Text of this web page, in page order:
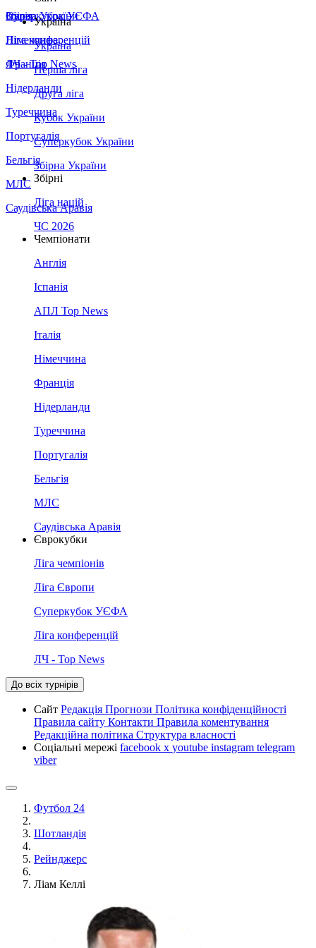
Збірна України
Італія
Німеччина
Франція
Нідерланди
Туреччина
Португалія
Бельгія
МЛС
Саудівська Аравія
Суперкубок УЄФА
Ліга конференцій
ЛЧ - Top News
Україна
Україна
Перша ліга
Друга ліга
Кубок України
Суперкубок України
Збірна України
Збірні
Ліга націй
ЧС 2026
Чемпіонати
Англія
Іспанія
АПЛ Top News
Італія
Німеччина
Франція
Нідерланди
Туреччина
Португалія
Бельгія
МЛС
Саудівська Аравія
Єврокубки
Ліга чемпіонів
Ліга Європи
Суперкубок УЄФА
Ліга конференцій
ЛЧ - Top News
До всіх турнірів
Сайт Редакція Прогнози Політика конфіденційності
Правила сайту Контакти Правила коментування
Редакційна політика Структура власності
Соціальні мережі facebook x youtube instagram telegram
viber
Футбол 24
Шотландія
Рейнджерс
Ліам Келлі